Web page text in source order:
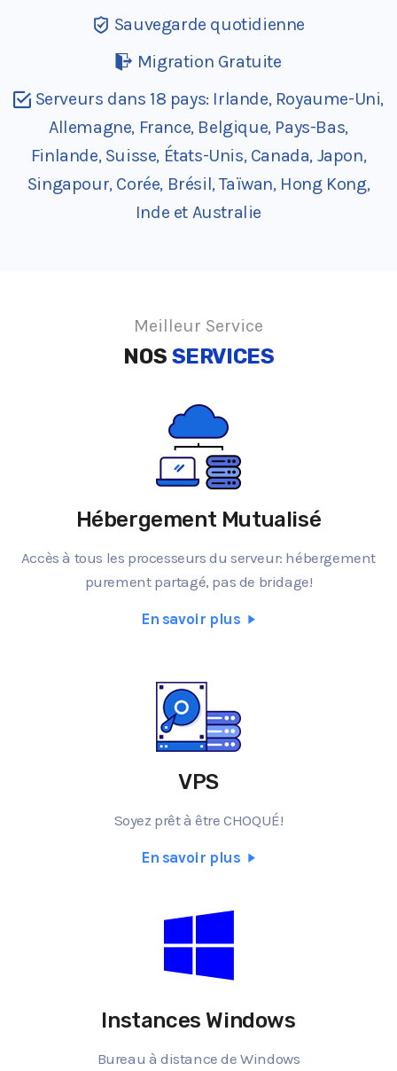
Sauvegarde quotidienne
Migration Gratuite
Serveurs dans 18 pays: Irlande, Royaume-Uni,
Allemagne, France, Belgique, Pays-Bas,
Finlande, Suisse, États-Unis, Canada, Japon,
Singapour, Corée, Brésil, Taïwan, Hong Kong,
Inde et Australie
Meilleur Service
NOS SERVICES
Hébergement Mutualisé
Accès à tous les processeurs du serveur: hébergement
purement partagé, pas de bridage!
En savoir plus
VPS
Soyez prêt à être CHOQUÉ!
En savoir plus
Instances Windows
Bureau à distance de Windows